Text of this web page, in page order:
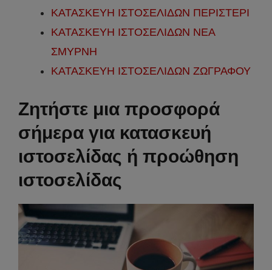
ΚΑΤΑΣΚΕΥΗ ΙΣΤΟΣΕΛΙΔΩΝ ΠΕΡΙΣΤΕΡΙ
ΚΑΤΑΣΚΕΥΗ ΙΣΤΟΣΕΛΙΔΩΝ ΝΕΑ
ΣΜΥΡΝΗ
ΚΑΤΑΣΚΕΥΗ ΙΣΤΟΣΕΛΙΔΩΝ ΖΩΓΡΑΦΟΥ
Ζητήστε μια προσφορά
σήμερα για κατασκευή
ιστοσελίδας ή προώθηση
ιστοσελίδας